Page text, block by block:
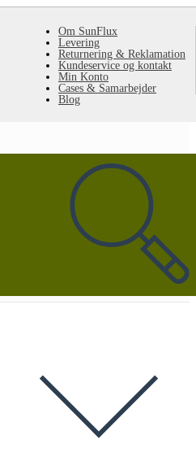
Om SunFlux
Levering
Returnering & Reklamation
Kundeservice og kontakt
Min Konto
Cases & Samarbejder
Blog